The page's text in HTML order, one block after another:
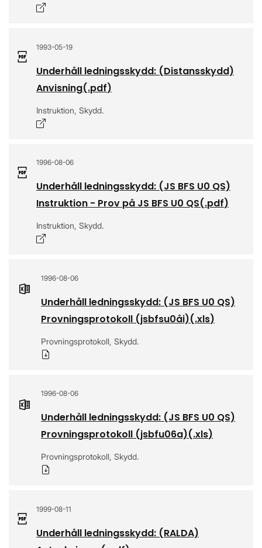
1993-05-19
Underhåll ledningsskydd: (Distansskydd)
Anvisning(.pdf)
Instruktion, Skydd.
1996-08-06
Underhåll ledningsskydd: (JS BFS U0 QS)
Instruktion - Prov på JS BFS U0 QS(.pdf)
Instruktion, Skydd.
1996-08-06
Underhåll ledningsskydd: (JS BFS U0 QS)
Provningsprotokoll (jsbfsu0åi)(.xls)
Provningsprotokoll, Skydd.
1996-08-06
Underhåll ledningsskydd: (JS BFS U0 QS)
Provningsprotokoll (jsbfu06a)(.xls)
Provningsprotokoll, Skydd.
1999-08-11
Underhåll ledningsskydd: (RALDA)